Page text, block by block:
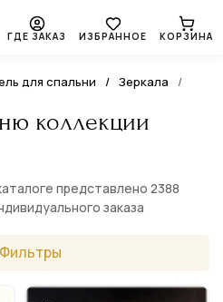
ГДЕ ЗАКАЗ ИЗБРАННОЕ КОРЗИНА
для спальни Зеркала
коллекции
представлено 2388
заказа
Фильтры